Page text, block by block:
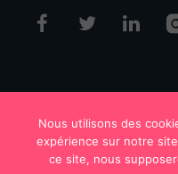
Nous utilisons des
expérience sur notre
ce site, nous